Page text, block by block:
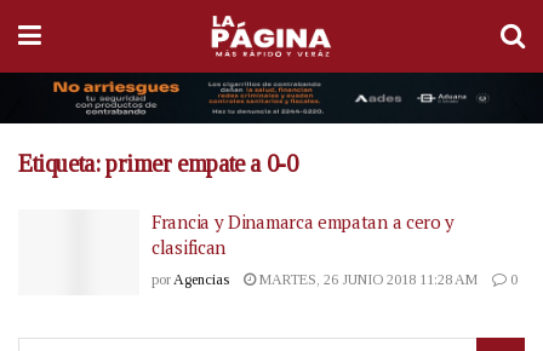
Etiqueta:primer empate a 0-0
Francia y Dinamarca empatan a cero y
clasifican
por Agencias MARTES, 26 JUNIO 2018 11:28 AM 0